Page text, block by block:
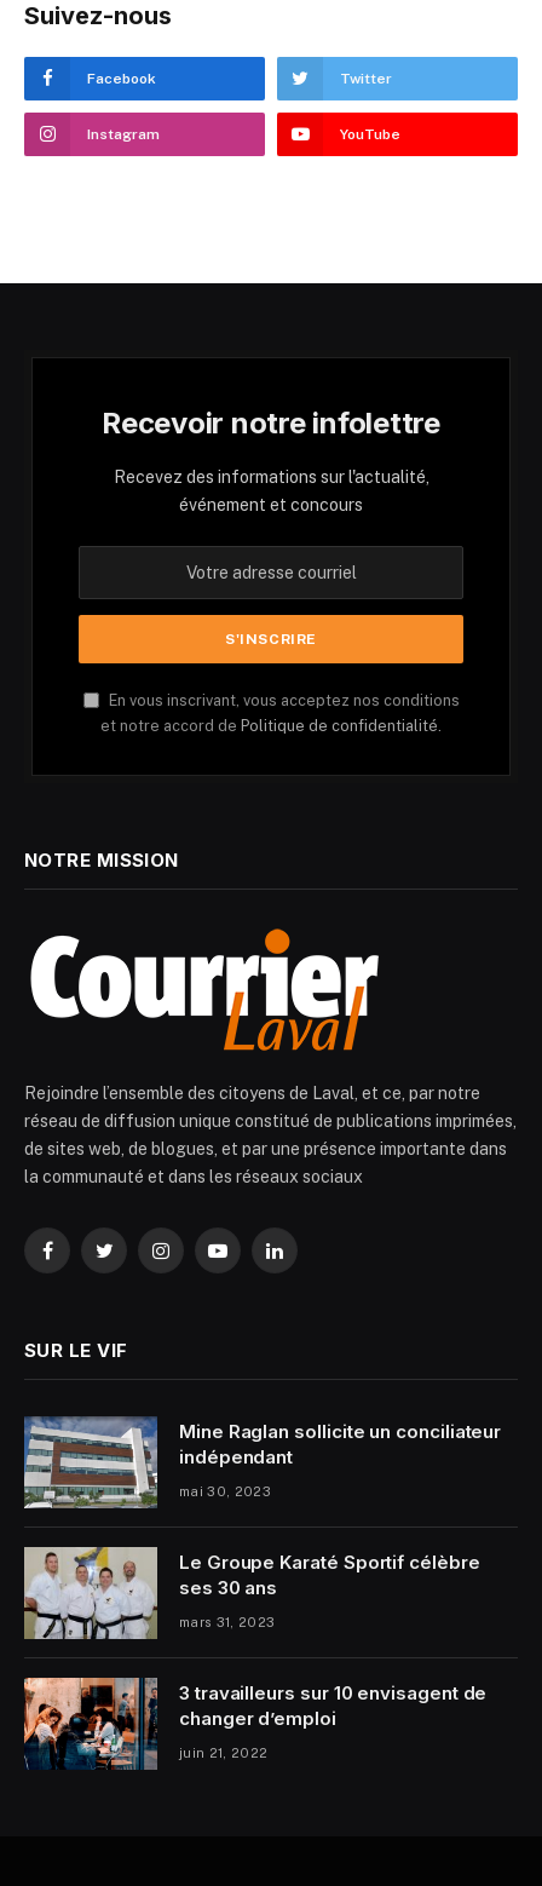
Suivez-nous
Facebook Twitter
Instagram YouTube
Recevoir notre infolettre
Recevez des informations sur l'actualité,
événement et concours
En vous inscrivant, vous acceptez nos conditions
et notre accord de Politique de confidentialité.
NOTRE MISSION
Rejoindre l’ensemble des citoyens de Laval, et ce, par notre
réseau de diffusion unique constitué de publications imprimées,
de sites web, de blogues, et par une présence importante dans
la communauté et dans les réseaux sociaux
FacebookTwitterInstagramYouTubeLinkedIn
SUR LE VIF
Mine Raglan sollicite un conciliateur
indépendant
mai 30, 2023
Le Groupe Karaté Sportif célèbre
ses 30 ans
mars 31, 2023
3 travailleurs sur 10 envisagent de
changer d’emploi
juin 21, 2022